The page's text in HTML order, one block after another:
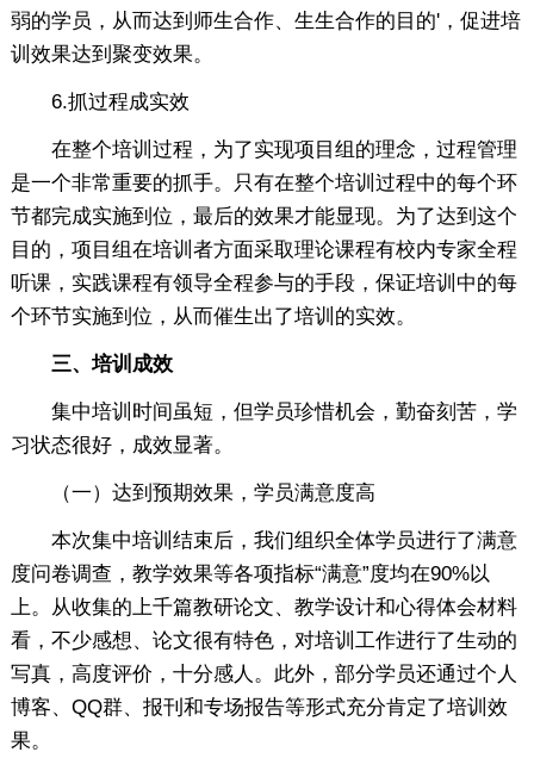
弱的学员，从而达到师生合作、生生合作的目的'，促进培
训效果达到聚变效果。
6.抓过程成实效
在整个培训过程，为了实现项目组的理念，过程管理
是一个非常重要的抓手。只有在整个培训过程中的每个环
节都完成实施到位，最后的效果才能显现。为了达到这个
目的，项目组在培训者方面采取理论课程有校内专家全程
听课，实践课程有领导全程参与的手段，保证培训中的每
个环节实施到位，从而催生出了培训的实效。
三、培训成效
集中培训时间虽短，但学员珍惜机会，勤奋刻苦，学
习状态很好，成效显著。
（一）达到预期效果，学员满意度高
本次集中培训结束后，我们组织全体学员进行了满意
度问卷调查，教学效果等各项指标“满意”度均在90%以
上。从收集的上千篇教研论文、教学设计和心得体会材料
看，不少感想、论文很有特色，对培训工作进行了生动的
写真，高度评价，十分感人。此外，部分学员还通过个人
博客、QQ群、报刊和专场报告等形式充分肯定了培训效
果。